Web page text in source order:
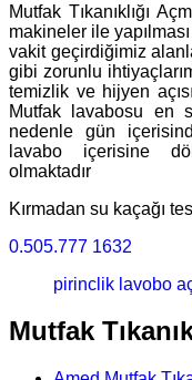
Mutfak Tıkanıklığı
makineler ile
vakit geçirdiğimiz
gibi zorunlu
temizlik ve hijyen
Mutfak lavabosu en
nedenle gün
lavabo içerisine
olmaktadır
Kırmadan su kaçağı
0.505.777 1632
pirinclik lavobo
Mutfak